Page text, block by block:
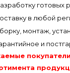
готовых
в любой
монтаж,
и